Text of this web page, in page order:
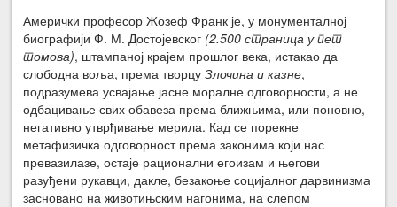
Амерички професор Жозеф Франк је, у монументалној
биографији Ф. М. Достојевског (2.500 страница у пет
томова), штампаној крајем прошлог века, истакао да
слободна воља, према творцуЗлочина и казне,
подразумева усвајање јасне моралне одговорности, а не
одбацивање свих обавеза према ближњима, или поновно,
негативно утврђивање мерила. Кад се порекне
метафизичка одговорност према законима који нас
превазилазе, остаје рационални егоизам и његови
разуђени рукавци, дакле, безакоње социјалног дарвинизма
засновано на животињским нагонима, на слепом